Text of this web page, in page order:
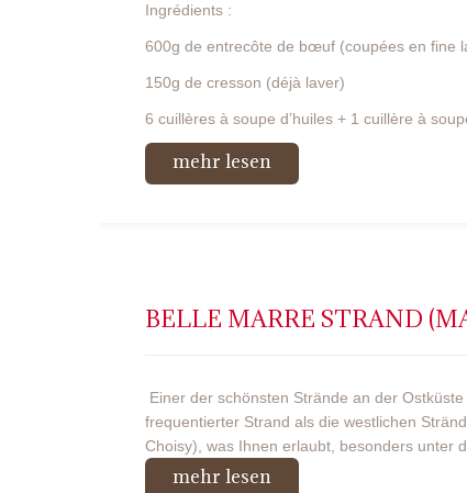
Ingrédients :
600g de entrecôte de bœuf (coupées en fine
150g de cresson (déjà laver)
6 cuillères à soupe d’huiles + 1 cuillère à
mehr lesen
BELLE MARRE STRAND
Einer der schönsten Strände an der Ostküste
frequentierter Strand als die westlichen
Choisy), was Ihnen erlaubt, besonders unter
mehr lesen